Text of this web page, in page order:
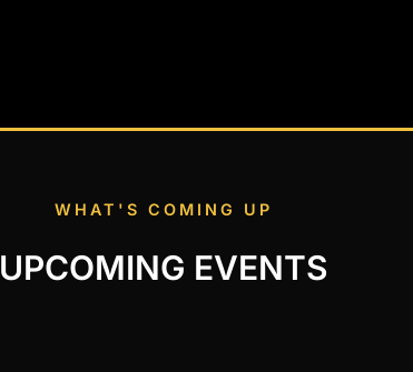
WHAT'S COMING UP
UPCOMING EVENTS